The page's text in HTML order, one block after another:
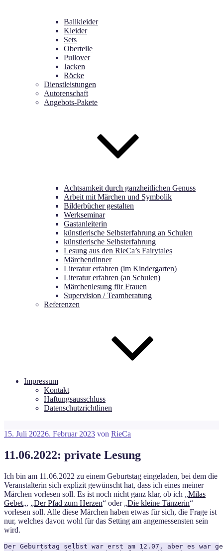
Ballkleider
Kleider
Sets
Oberteile
Pullover
Jacken
Röcke
Dienstleistungen
Autorenschaft
Angebots-Pakete
Achtsamkeit durch ganzheitlichen Genuss
Arbeit mit Märchen und Symbolik
Bilderbücher gestalten
Werkseminar
Gastanleiterin
künstlerische Selbsterfahrung an Schulen
künstlerische Selbsterfahrung
Lesung aus den RieCa’s Fairytales
Märchendinner
Literatur erfahren (im Kindergarten)
Literatur erfahren (an Schulen)
Märchenlesung für Frauen
Supervision / Teamberatung
Referenzen
Impressum
Kontakt
Haftungsausschluss
Datenschutzrichtlinen
Veröffentlicht
15. Juli 20226. Februar 2023 von RieCa
11.06.2022: private Lesung
Ich bin am 11.06.2022 zu einem Geburtstag eingeladen, bei dem die
Veranstalterin sich explizit gewünscht hat, dass ich eines meiner
Märchen vorlesen soll. Es ist noch nicht ganz klar, ob ich „Milas
Gebet„, „Der Pfad zum Herzen“ oder „Die kleine Tänzerin“
vorlesen soll. Alle diese Märchen haben etwas für sich, die Frage ist
nur, welches davon wohl für das Setting am angemessensten sein
wird.
Der Geburtstag selbst war erst am 12.07, aber es war